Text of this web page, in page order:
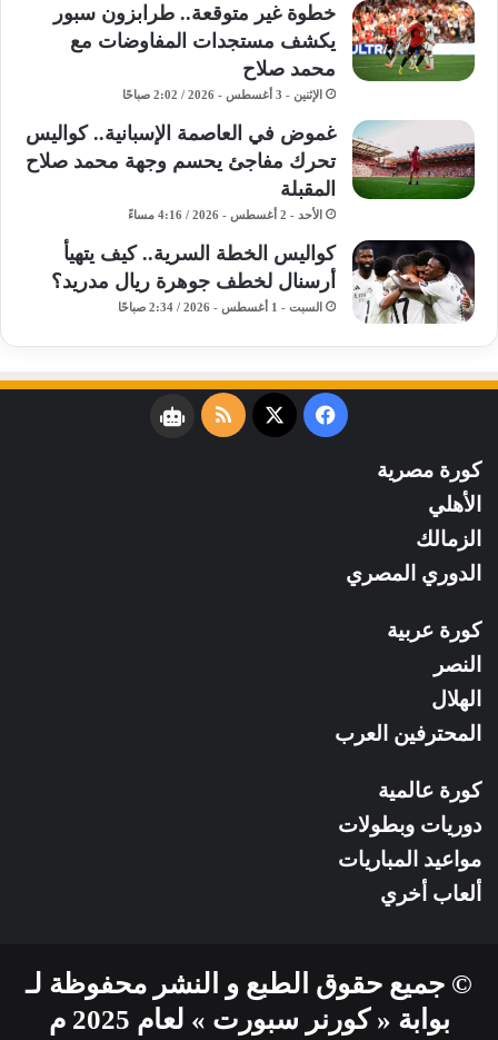
خطوة غير متوقعة.. طرابزون سبور
يكشف مستجدات المفاوضات مع
محمد صلاح
الإثنين - 3 أغسطس - 2026 / 2:02 صباحًا
غموض في العاصمة الإسبانية.. كواليس
تحرك مفاجئ يحسم وجهة محمد صلاح
المقبلة
الأحد - 2 أغسطس - 2026 / 4:16 مساءً
كواليس الخطة السرية.. كيف يتهيأ
أرسنال لخطف جوهرة ريال مدريد؟
السبت - 1 أغسطس - 2026 / 2:34 صباحًا
فيسبوك
‫X
ملخصنبض
كورة مصرية
الأهلي
الزمالك
الدوري المصري
كورة عربية
النصر
الهلال
المحترفين العرب
كورة عالمية
دوريات وبطولات
مواعيد المباريات
ألعاب أخري
© جميع حقوق الطبع و النشر محفوظة لـ
بوابة « كورنر سبورت » لعام 2025 م